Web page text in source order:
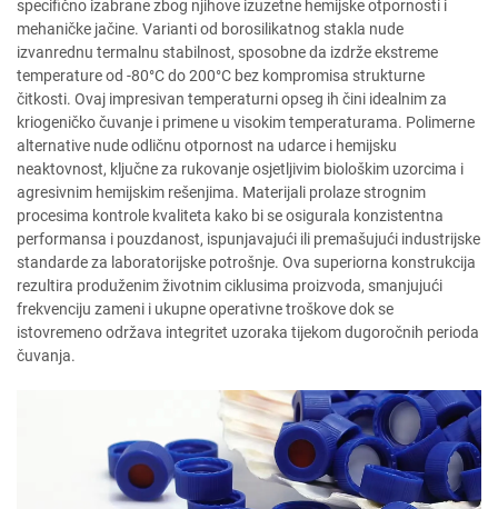
specifično izabrane zbog njihove izuzetne hemijske otpornosti i
mehaničke jačine. Varianti od borosilikatnog stakla nude
izvanrednu termalnu stabilnost, sposobne da izdrže ekstreme
temperature od -80°C do 200°C bez kompromisa strukturne
čitkosti. Ovaj impresivan temperaturni opseg ih čini idealnim za
kriogeničko čuvanje i primene u visokim temperaturama. Polimerne
alternative nude odličnu otpornost na udarce i hemijsku
neaktovnost, ključne za rukovanje osjetljivim biološkim uzorcima i
agresivnim hemijskim rešenjima. Materijali prolaze strognim
procesima kontrole kvaliteta kako bi se osigurala konzistentna
performansa i pouzdanost, ispunjavajući ili premašujući industrijske
standarde za laboratorijske potrošnje. Ova superiorna konstrukcija
rezultira produženim životnim ciklusima proizvoda, smanjujući
frekvenciju zameni i ukupne operativne troškove dok se
istovremeno održava integritet uzoraka tijekom dugoročnih perioda
čuvanja.